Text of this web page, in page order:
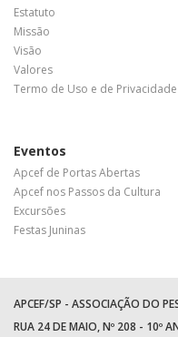
Estatuto
Missão
Visão
Valores
Termo de Uso e de Privacidade
Eventos
Apcef de Portas Abertas
Apcef nos Passos da Cultura
Excursões
Festas Juninas
APCEF/SP - ASSOCIAÇÃO DO
RUA 24 DE MAIO, Nº 208 - 10º